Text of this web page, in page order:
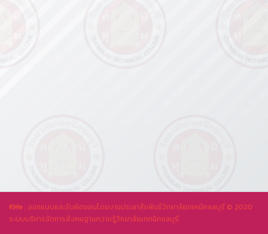
KMe : ออกแบบและรับผิดชอบโดยงานประชาสัมพันธ์วิทยาลัยเทคนิคชลบุรี © 2020
ระบบบริหารจัดการสังคมฐานความรู้วิทยาลัยเทคนิคชลบุรี